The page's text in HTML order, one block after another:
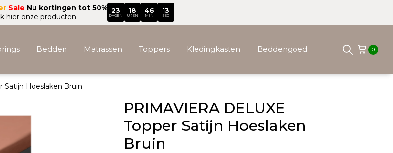
Sale Nu kortingen tot 50%
hier onze producten
23
DAGEN
18
UREN
46
MIN
11
SEC
Bedden Matrassen Toppers Kledingkasten Beddengoed 0
Satijn Hoeslaken Bruin
PRIMAVIERA DELUXE
Topper Satijn Hoeslaken
Bruin